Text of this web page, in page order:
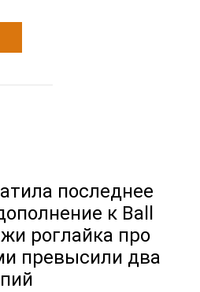
последнее
к Ball
роглайка про
превысили два